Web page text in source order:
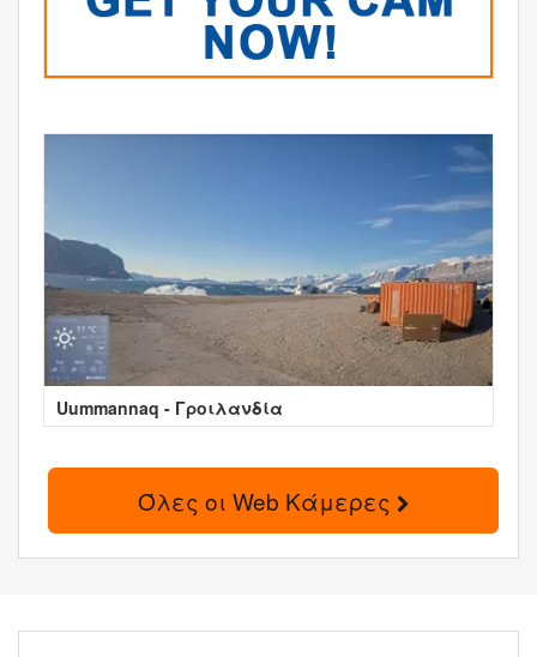
Uummannaq - Γροιλανδία
Όλες οι Web Κάμερες